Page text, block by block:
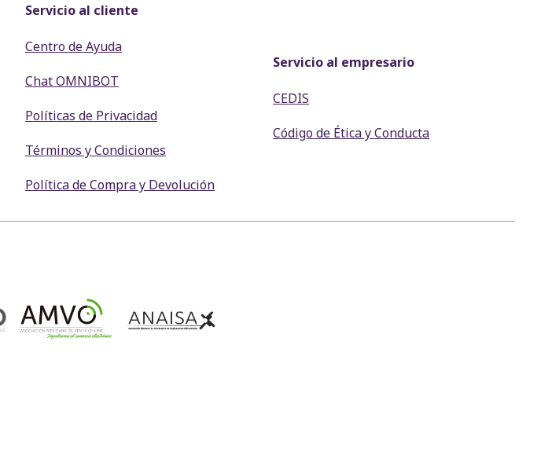
Servicio al cliente
Centro de Ayuda
Chat OMNIBOT
Políticas de Privacidad
Términos y Condiciones
Política de Compra y Devolución
Servicio al empresario
CEDIS
Código de Ética y Conducta